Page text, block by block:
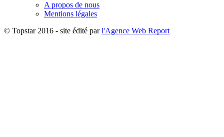
A propos de nous
Mentions légales
© Topstar 2016 - site édité parl'Agence Web Report